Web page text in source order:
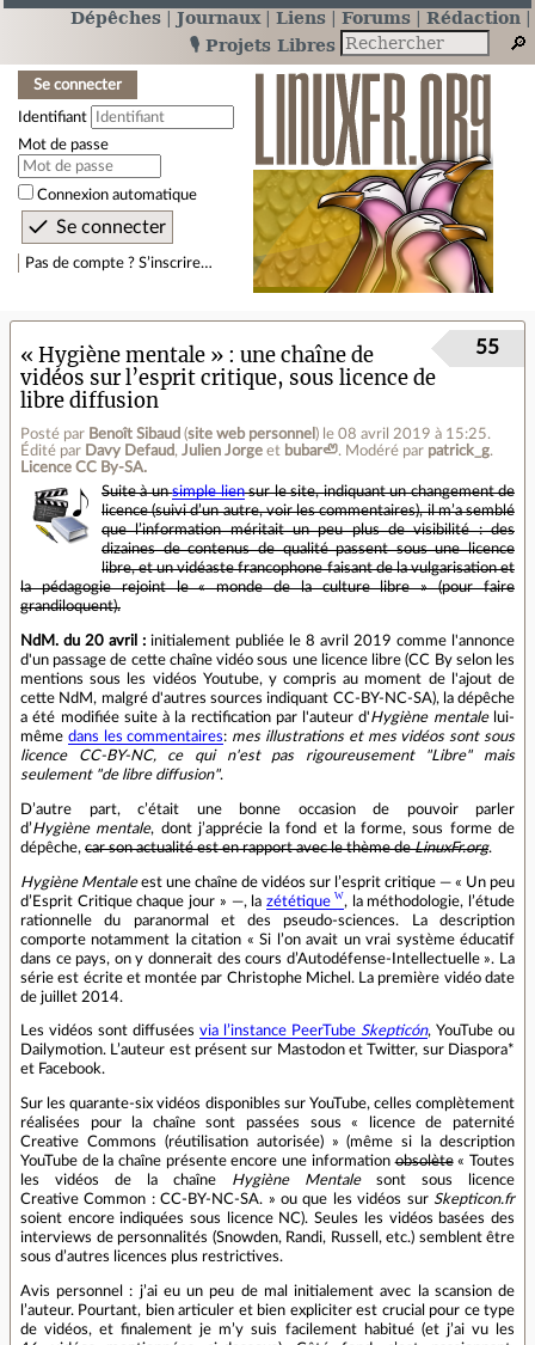
Dépêches Journaux Liens Forums
Rédaction
🎙️ Projets Libres
Se connecter
Identifiant
Mot de passe
Connexion automatique
Pas de compte ? S’inscrire…
« Hygiène mentale » : une chaîne de
vidéos sur l’esprit critique, sous licence de
libre diffusion
Posté par Benoît Sibaud (site web personnel ) le 08 avril 2019 à 15:25.
Édité par Davy Defaud, Julien Jorge et bubar🦥. Modéré par patrick_g.
Licence CC By‑SA.
55
Suite à unsimple liensur le site, indiquant un changement de
licence (suivi d’un autre, voir les commentaires), il m’a semblé
que l’information méritait un peu plus de visibilité : des
dizaines de contenus de qualité passent sous une licence
libre, et un vidéaste francophone faisant de la vulgarisation et
la pédagogie rejoint le « monde de la culture libre » (pour faire
grandiloquent).
NdM. du 20 avril : initialement publiée le 8 avril 2019 comme l'annonce
d'un passage de cette chaîne vidéo sous une licence libre (CC By selon les
mentions sous les vidéos Youtube, y compris au moment de l'ajout de
cette NdM, malgré d'autres sources indiquant CC-BY-NC-SA), la dépêche
a été modifiée suite à la rectification par l'auteur d'Hygiène mentalelui-
même dans les commentaires: mes illustrations et mes vidéos sont sous
licence CC-BY-NC, ce qui n'est pas rigoureusement "Libre" mais
seulement "de libre diffusion".
D’autre part, c’était une bonne occasion de pouvoir parler
d’Hygiène mentale, dont j’apprécie la fond et la forme, sous forme de
dépêche, car son actualité est en rapport avec le thème deLinuxFr.org.
Hygiène Mentaleest une chaîne de vidéos sur l’esprit critique — « Un peu
d’Esprit Critique chaque jour » —, lazététique
, la méthodologie, l’étude
rationnelle du paranormal et des pseudo‐sciences. La description
comporte notamment la citation « Si l’on avait un vrai système éducatif
dans ce pays, on y donnerait des cours d’Autodéfense‐Intellectuelle ». La
série est écrite et montée par Christophe Michel. La première vidéo date
de juillet 2014.
Les vidéos sont diffusées via l’instance PeerTube Skepticón, YouTube ou
Dailymotion. L’auteur est présent sur Mastodon et Twitter, sur Diaspora*
et Facebook.
Sur les quarante‐six vidéos disponibles sur YouTube, celles complètement
réalisées pour la chaîne sont passées sous « licence de paternité
Creative Commons (réutilisation autorisée) » (même si la description
YouTube de la chaîne présente encore une informationobsolète« Toutes
les vidéos de la chaîne Hygiène Mentalesont sous licence
Creative Common : CC-BY-NC-SA. » ou que les vidéos sur Skepticon.fr
soient encore indiquées sous licence NC). Seules les vidéos basées des
interviews de personnalités (Snowden, Randi, Russell, etc.) semblent être
sous d’autres licences plus restrictives.
Avis personnel : j’ai eu un peu de mal initialement avec la scansion de
l’auteur. Pourtant, bien articuler et bien expliciter est crucial pour ce type
de vidéos, et finalement je m’y suis facilement habitué (et j’ai vu les